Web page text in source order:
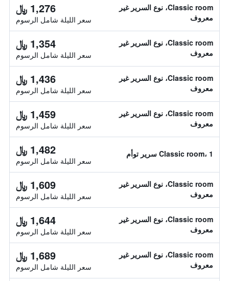
Classic room، نوع السرير غير
معروف
1,276 ﷼
سعر الليلة شامل الرسوم
Classic room، نوع السرير غير
معروف
1,354 ﷼
سعر الليلة شامل الرسوم
Classic room، نوع السرير غير
معروف
1,436 ﷼
سعر الليلة شامل الرسوم
Classic room، نوع السرير غير
معروف
1,459 ﷼
سعر الليلة شامل الرسوم
Classic room، 1 سرير توأم 1,482 ﷼
سعر الليلة شامل الرسوم
Classic room، نوع السرير غير
معروف
1,609 ﷼
سعر الليلة شامل الرسوم
Classic room، نوع السرير غير
معروف
1,644 ﷼
سعر الليلة شامل الرسوم
Classic room، نوع السرير غير
معروف
1,689 ﷼
سعر الليلة شامل الرسوم